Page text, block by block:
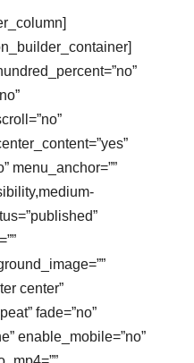
menu_anchor=””
center”
fade=”no”
enable_mobile=”no”